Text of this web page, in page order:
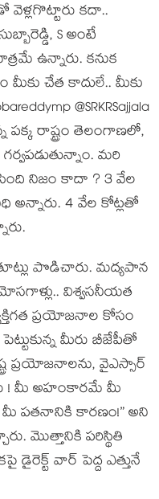
వెళ్లగొట్టారు కదా..
S అంటే
ఉన్నారు. కనుక
చేత కాదులే.. మీకు
@SRKRSajjala
పక్క రాష్ట్రం తెలంగాణలో,
మరి
నిజం కాదా ? 3 వేల
అన్నారు. 4 వేల కోట్లతో
పొడిచారు. మద్యపాన
విశ్వసనీయత
ప్రయోజనాల కోసం
మీరు బీజేపీతో
ప్రయోజనాలను, వైఎస్సార్
! మీ అహంకారమే మీ
పతనానికి కారణం!” అని
మొత్తానికి పరిస్థితి
డైరెక్ట్ వార్ పెద్ద ఎత్తునే